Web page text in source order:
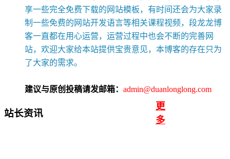
享一些完全免费下载的网站模板，有时间还会为大家录
制一些免费的网站开发语言等相关课程视频，段龙龙博
客一直都在用心运营，运营过程中也会不断的完善网
站，欢迎大家给本站提供宝贵意见，本博客的存在只为
了大家的需求。
建议与原创投稿请发邮箱： admin@duanlonglong.com
站长资讯
更
多